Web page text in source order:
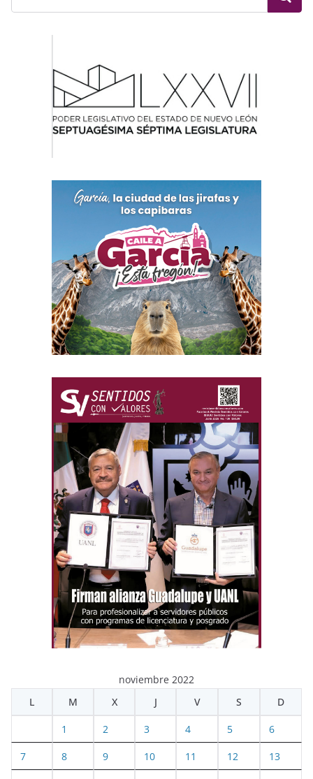
noviembre 2022
L
M X J V S D
1 2 3 4 5 6
7 8 9 10 11 12 13